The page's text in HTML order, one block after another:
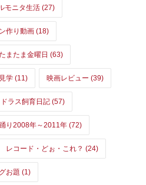
モニタ生活 (27)
作り動画 (18)
またま金曜日 (63)
学 (11) 映画レビュー (39)
ラス飼育日記 (57)
り2008年～2011年 (72)
レコード・どぉ・これ？ (24)
お題 (1)